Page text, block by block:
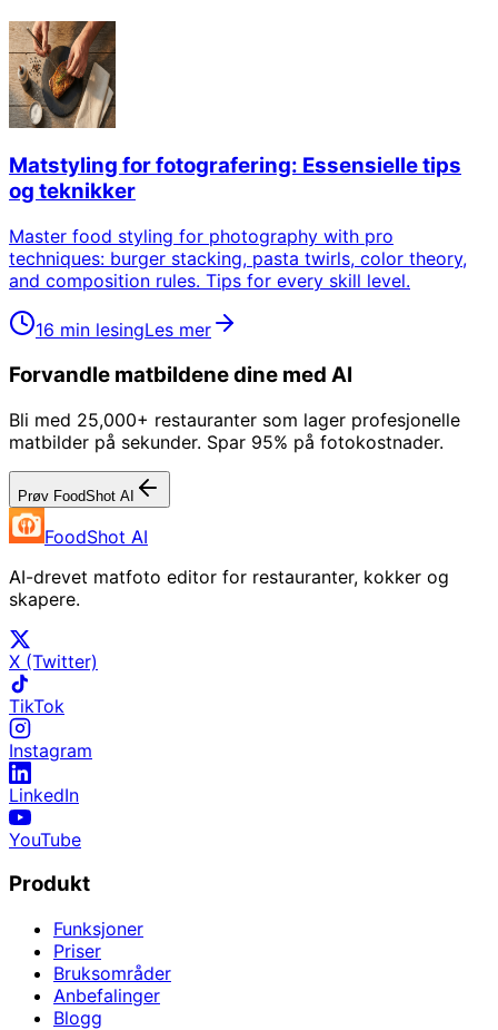
Matstyling for fotografering: Essensielle tips
og teknikker
Master food styling for photography with pro
techniques: burger stacking, pasta twirls, color theory,
and composition rules. Tips for every skill level.
16 min lesingLes mer
Forvandle matbildene dine med AI
Bli med 25,000+ restauranter som lager profesjonelle
matbilder på sekunder. Spar 95% på fotokostnader.
Prøv FoodShot AI
FoodShot AI
AI-drevet matfoto editor for restauranter, kokker og
skapere.
X (Twitter)
TikTok
Instagram
LinkedIn
YouTube
Produkt
Funksjoner
Priser
Bruksområder
Anbefalinger
Blogg